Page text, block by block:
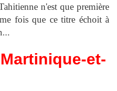
n'est que première
fois que ce titre échoit à